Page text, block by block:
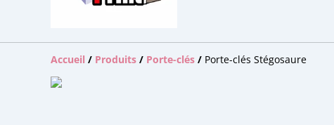
Accueil / Produits / Porte-clés / Porte-clés Stégosaure